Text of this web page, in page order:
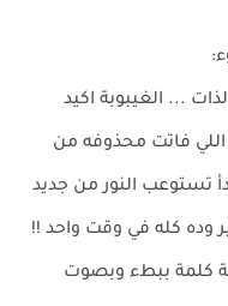
... الغيبوبة اكيد
اللي فاتت محذوفه من
تستوعب النور من جديد
وده كله في وقت واحد !!
كلمة ببطء وبصوت